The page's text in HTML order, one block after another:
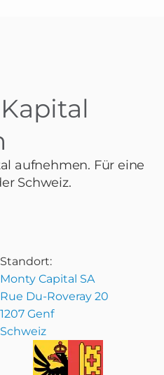
Kapital
aufnehmen. Für eine
Schweiz.
Standort:
Monty Capital SA
Rue Du-Roveray 20
1207 Genf
Schweiz